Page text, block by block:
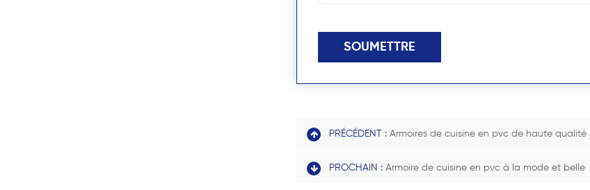
SOUMETTRE
PRÉCÉDENT : Armoires de cuisine en pvc de haute qualité
PROCHAIN : Armoire de cuisine en pvc à la mode et belle